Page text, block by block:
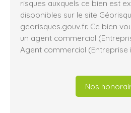
risques auxquels ce bien est
disponibles sur le site
georisques.gouv.fr. Ce bien
un agent commercial
Agent commercial (Entreprise
Nos